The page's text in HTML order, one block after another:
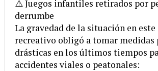
⚠️ Juegos infantiles retirados por
derrumbe
La gravedad de la situación en
recreativo obligó a tomar medidas
drásticas en los últimos tiempos
accidentes viales o peatonales: